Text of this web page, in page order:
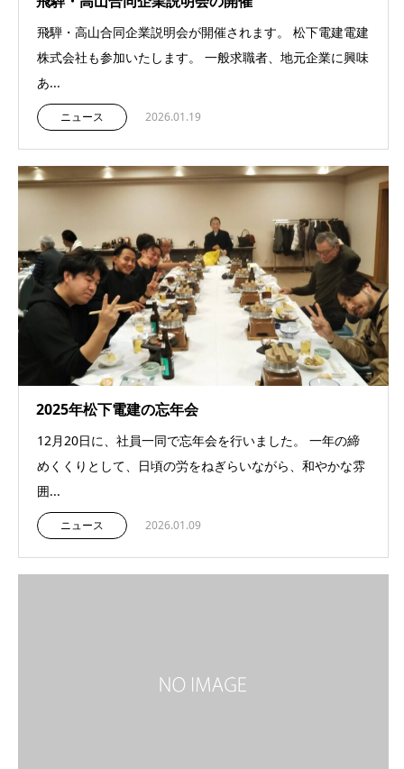
飛騨・高山合同企業説明会が開催されます。 松下電建電建
株式会社も参加いたします。 一般求職者、地元企業に興味
あ...
ニュース 2026.01.19
2025年松下電建の忘年会
12月20日に、社員一同で忘年会を行いました。 一年の締
めくくりとして、日頃の労をねぎらいながら、和やかな雰
囲...
ニュース 2026.01.09